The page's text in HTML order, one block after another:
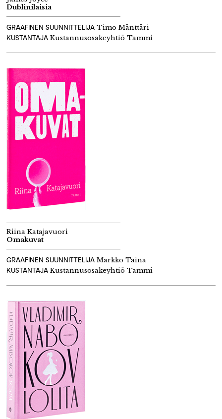
Dublinilaisia
GRAAFINEN SUUNNITTELIJA Timo Mänttäri
KUSTANTAJA Kustannusosakeyhtiö Tammi
Riina Katajavuori
Omakuvat
GRAAFINEN SUUNNITTELIJA Markko Taina
KUSTANTAJA Kustannusosakeyhtiö Tammi